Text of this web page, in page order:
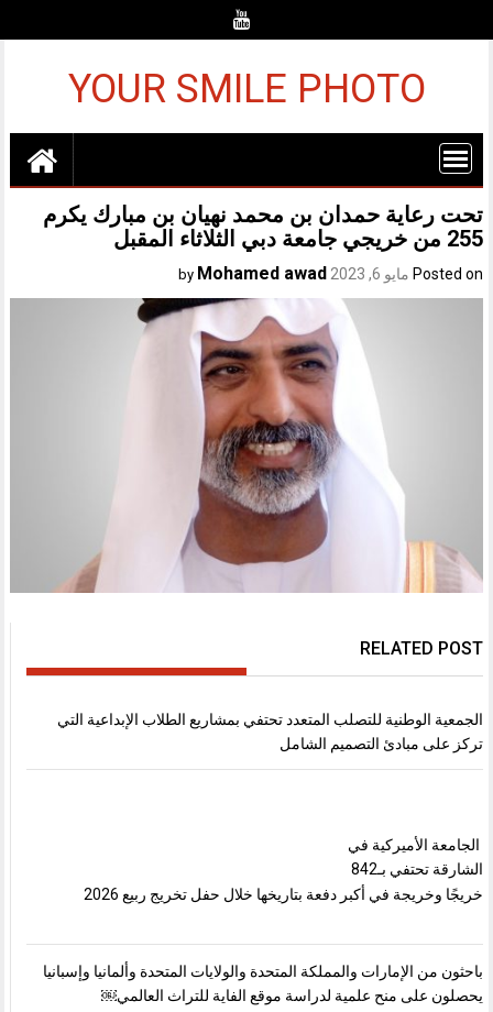
YOUR SMILE PHOTO
تحت رعاية حمدان بن محمد نهيان بن مبارك يكرم
255 من خريجي جامعة دبي الثلاثاء المقبل
Posted on مايو 6, 2023 Mohamed awad
RELATED POST
الجمعية الوطنية للتصلب المتعدد تحتفي بمشاريع الطلاب الإبداعية التي
تركز على مبادئ التصميم الشامل
الجامعة الأميركية في
الشارقة تحتفي بـ842
خريجًا وخريجة في أكبر دفعة بتاريخها خلال حفل تخريج ربيع 2026
باحثون من الإمارات والمملكة المتحدة والولايات المتحدة وألمانيا وإسبانيا
يحصلون على منح علمية لدراسة موقع الفاية للتراث العالمي￼